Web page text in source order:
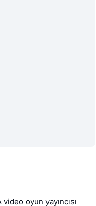
oyun yayıncısı